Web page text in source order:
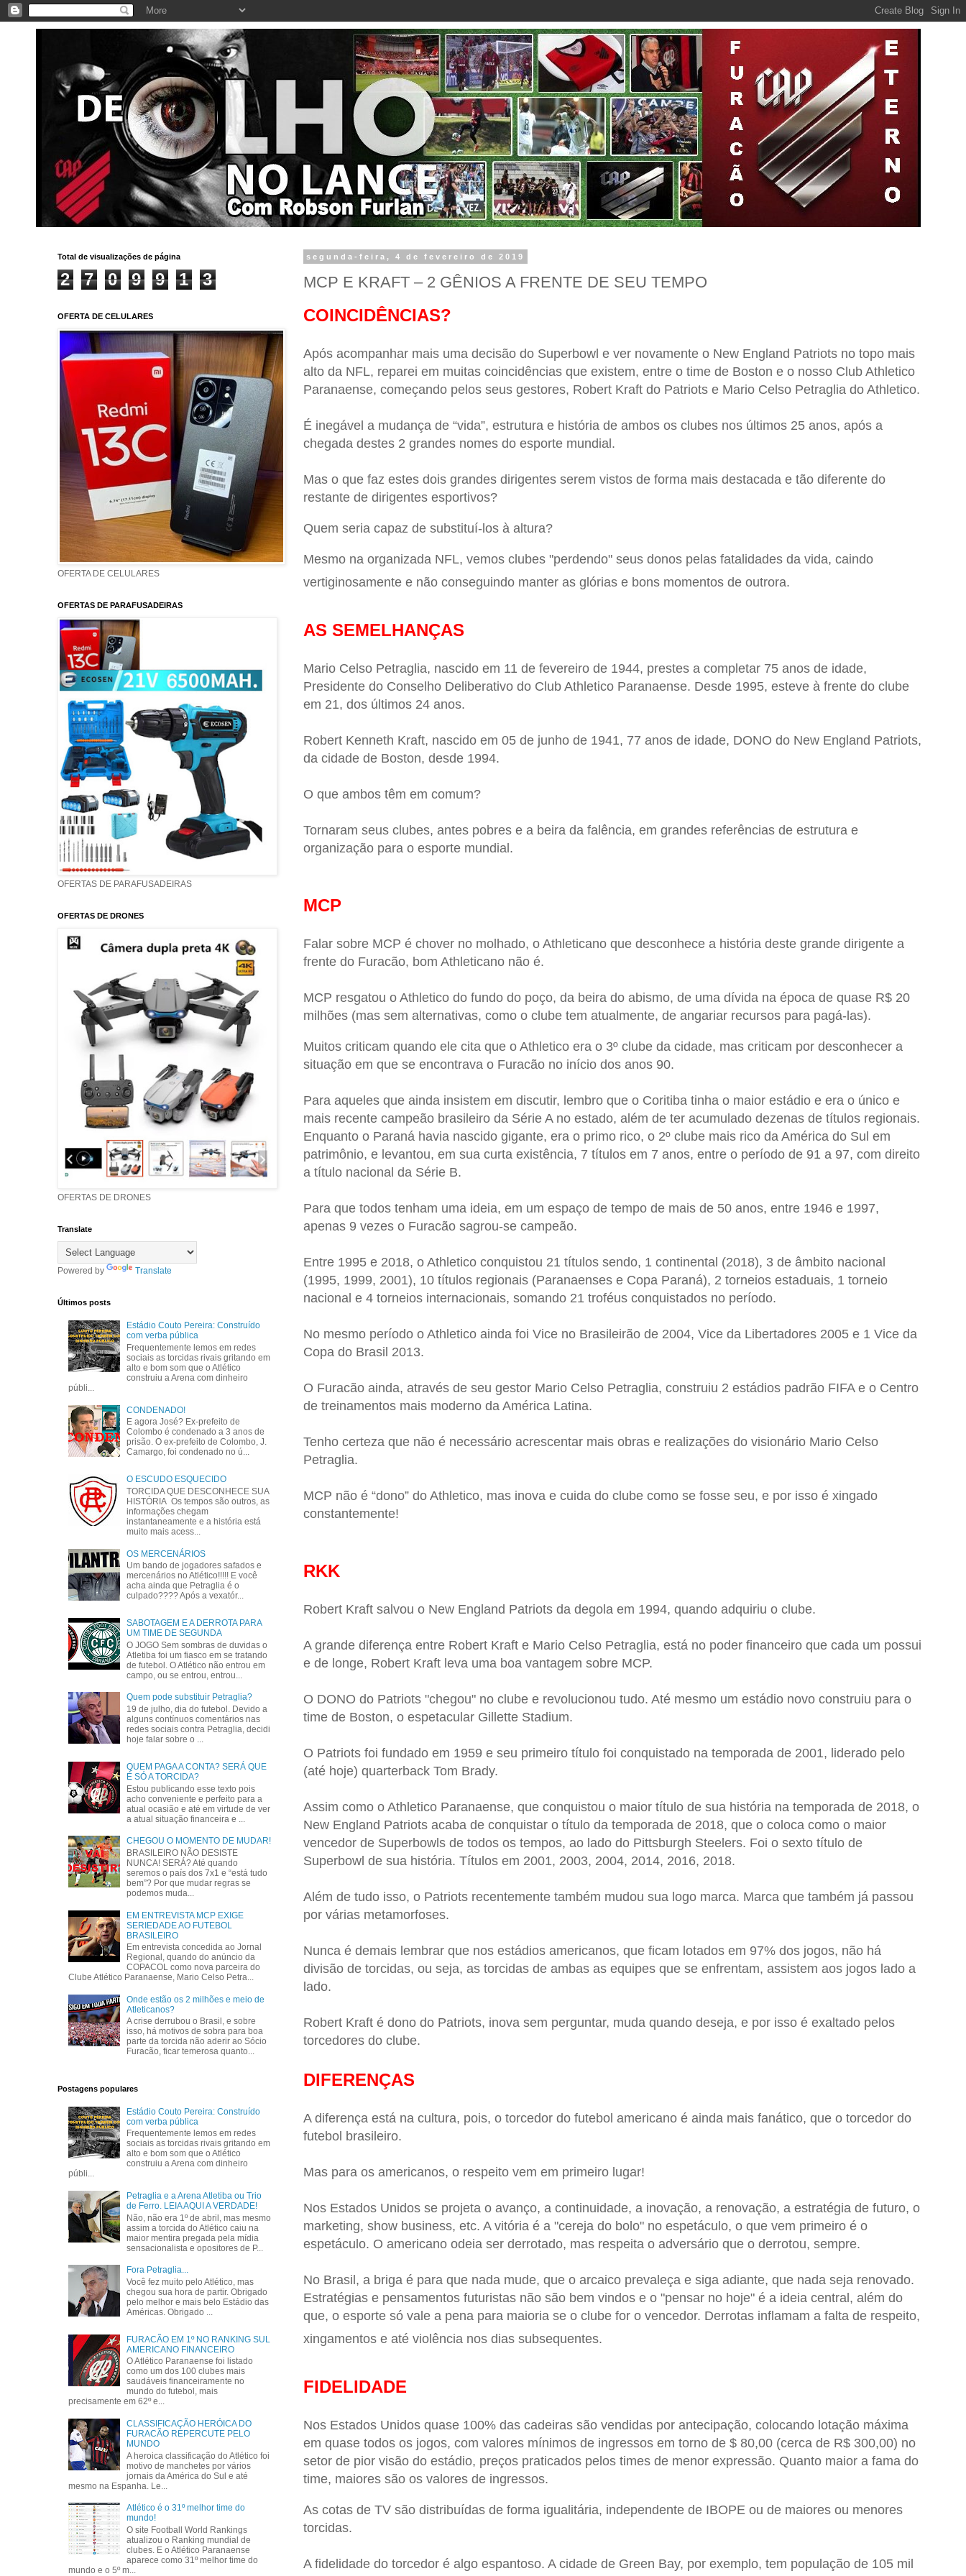
segunda-feira, 4 de fevereiro de 2019
MCP E KRAFT – 2 GÊNIOS A FRENTE DE SEU TEMPO
COINCIDÊNCIAS?
Após acompanhar mais uma decisão do Superbowl e ver novamente o New England Patriots no topo mais
alto da NFL, reparei em muitas coincidências que existem, entre o time de Boston e o nosso Club Athletico
Paranaense, começando pelos seus gestores, Robert Kraft do Patriots e Mario Celso Petraglia do Athletico.
É inegável a mudança de “vida”, estrutura e história de ambos os clubes nos últimos 25 anos, após a
chegada destes 2 grandes nomes do esporte mundial.
Mas o que faz estes dois grandes dirigentes serem vistos de forma mais destacada e tão diferente do
restante de dirigentes esportivos?
Quem seria capaz de substituí-los à altura?
Mesmo na organizada NFL, vemos clubes "perdendo" seus donos pelas fatalidades da vida, caindo
vertiginosamente e não conseguindo manter as glórias e bons momentos de outrora.
AS SEMELHANÇAS
Mario Celso Petraglia, nascido em 11 de fevereiro de 1944, prestes a completar 75 anos de idade,
Presidente do Conselho Deliberativo do Club Athletico Paranaense. Desde 1995, esteve à frente do clube
em 21, dos últimos 24 anos.
Robert Kenneth Kraft, nascido em 05 de junho de 1941, 77 anos de idade, DONO do New England Patriots,
da cidade de Boston, desde 1994.
O que ambos têm em comum?
Tornaram seus clubes, antes pobres e a beira da falência, em grandes referências de estrutura e
organização para o esporte mundial.
MCP
Falar sobre MCP é chover no molhado, o Athleticano que desconhece a história deste grande dirigente a
frente do Furacão, bom Athleticano não é.
MCP resgatou o Athletico do fundo do poço, da beira do abismo, de uma dívida na época de quase R$ 20
milhões (mas sem alternativas, como o clube tem atualmente, de angariar recursos para pagá-las).
Muitos criticam quando ele cita que o Athletico era o 3º clube da cidade, mas criticam por desconhecer a
situação em que se encontrava o Furacão no início dos anos 90.
Para aqueles que ainda insistem em discutir, lembro que o Coritiba tinha o maior estádio e era o único e
mais recente campeão brasileiro da Série A no estado, além de ter acumulado dezenas de títulos regionais.
Enquanto o Paraná havia nascido gigante, era o primo rico, o 2º clube mais rico da América do Sul em
patrimônio, e levantou, em sua curta existência, 7 títulos em 7 anos, entre o período de 91 a 97, com direito
a título nacional da Série B.
Para que todos tenham uma ideia, em um espaço de tempo de mais de 50 anos, entre 1946 e 1997,
apenas 9 vezes o Furacão sagrou-se campeão.
Entre 1995 e 2018, o Athletico conquistou 21 títulos sendo, 1 continental (2018), 3 de âmbito nacional
(1995, 1999, 2001), 10 títulos regionais (Paranaenses e Copa Paraná), 2 torneios estaduais, 1 torneio
nacional e 4 torneios internacionais, somando 21 troféus conquistados no período.
No mesmo período o Athletico ainda foi Vice no Brasileirão de 2004, Vice da Libertadores 2005 e 1 Vice da
Copa do Brasil 2013.
O Furacão ainda, através de seu gestor Mario Celso Petraglia, construiu 2 estádios padrão FIFA e o Centro
de treinamentos mais moderno da América Latina.
Tenho certeza que não é necessário acrescentar mais obras e realizações do visionário Mario Celso
Petraglia.
MCP não é “dono” do Athletico, mas inova e cuida do clube como se fosse seu, e por isso é xingado
constantemente!
RKK
Robert Kraft salvou o New England Patriots da degola em 1994, quando adquiriu o clube.
A grande diferença entre Robert Kraft e Mario Celso Petraglia, está no poder financeiro que cada um possui
e de longe, Robert Kraft leva uma boa vantagem sobre MCP.
O DONO do Patriots "chegou" no clube e revolucionou tudo. Até mesmo um estádio novo construiu para o
time de Boston, o espetacular Gillette Stadium.
O Patriots foi fundado em 1959 e seu primeiro título foi conquistado na temporada de 2001, liderado pelo
(até hoje) quarterback Tom Brady.
Assim como o Athletico Paranaense, que conquistou o maior título de sua história na temporada de 2018, o
New England Patriots acaba de conquistar o título da temporada de 2018, que o coloca como o maior
vencedor de Superbowls de todos os tempos, ao lado do Pittsburgh Steelers. Foi o sexto título de
Superbowl de sua história. Títulos em 2001, 2003, 2004, 2014, 2016, 2018.
Além de tudo isso, o Patriots recentemente também mudou sua logo marca. Marca que também já passou
por várias metamorfoses.
Nunca é demais lembrar que nos estádios americanos, que ficam lotados em 97% dos jogos, não há
divisão de torcidas, ou seja, as torcidas de ambas as equipes que se enfrentam, assistem aos jogos lado a
lado.
Robert Kraft é dono do Patriots, inova sem perguntar, muda quando deseja, e por isso é exaltado pelos
torcedores do clube.
DIFERENÇAS
A diferença está na cultura, pois, o torcedor do futebol americano é ainda mais fanático, que o torcedor do
futebol brasileiro.
Mas para os americanos, o respeito vem em primeiro lugar!
Nos Estados Unidos se projeta o avanço, a continuidade, a inovação, a renovação, a estratégia de futuro, o
marketing, show business, etc. A vitória é a "cereja do bolo" no espetáculo, o que vem primeiro é o
espetáculo. O americano odeia ser derrotado, mas respeita o adversário que o derrotou, sempre.
No Brasil, a briga é para que nada mude, que o arcaico prevaleça e siga adiante, que nada seja renovado.
Estratégias e pensamentos futuristas não são bem vindos e o "pensar no hoje" é a ideia central, além do
que, o esporte só vale a pena para maioria se o clube for o vencedor. Derrotas inflamam a falta de respeito,
xingamentos e até violência nos dias subsequentes.
FIDELIDADE
Nos Estados Unidos quase 100% das cadeiras são vendidas por antecipação, colocando lotação máxima
em quase todos os jogos, com valores mínimos de ingressos em torno de $ 80,00 (cerca de R$ 300,00) no
setor de pior visão do estádio, preços praticados pelos times de menor expressão. Quanto maior a fama do
time, maiores são os valores de ingressos.
As cotas de TV são distribuídas de forma igualitária, independente de IBOPE ou de maiores ou menores
torcidas.
A fidelidade do torcedor é algo espantoso. A cidade de Green Bay, por exemplo, tem população de 105 mil
Total de visualizações de página
2 7 0 9 9 1 3
OFERTA DE CELULARES
OFERTA DE CELULARES
OFERTAS DE PARAFUSADEIRAS
OFERTAS DE PARAFUSADEIRAS
OFERTAS DE DRONES
OFERTAS DE DRONES
Translate
Powered by Translate
Últimos posts
Estádio Couto Pereira: Construído
com verba pública
Frequentemente lemos em redes
sociais as torcidas rivais gritando em
alto e bom som que o Atlético
construiu a Arena com dinheiro
públi...
CONDENADO!
E agora José? Ex-prefeito de
Colombo é condenado a 3 anos de
prisão. O ex-prefeito de Colombo, J.
Camargo, foi condenado no ú...
O ESCUDO ESQUECIDO
TORCIDA QUE DESCONHECE SUA
HISTÓRIA Os tempos são outros, as
informações chegam
instantaneamente e a história está
muito mais acess...
OS MERCENÁRIOS
Um bando de jogadores safados e
mercenários no Atlético!!!!! E você
acha ainda que Petraglia é o
culpado???? Após a vexatór...
SABOTAGEM E A DERROTA PARA
UM TIME DE SEGUNDA
O JOGO Sem sombras de duvidas o
Atletiba foi um fiasco em se tratando
de futebol. O Atlético não entrou em
campo, ou se entrou, entrou...
Quem pode substituir Petraglia?
19 de julho, dia do futebol. Devido a
alguns contínuos comentários nas
redes sociais contra Petraglia, decidi
hoje falar sobre o ...
QUEM PAGA A CONTA? SERÁ QUE
É SÓ A TORCIDA?
Estou publicando esse texto pois
acho conveniente e perfeito para a
atual ocasião e até em virtude de ver
a atual situação financeira e ...
CHEGOU O MOMENTO DE MUDAR!
BRASILEIRO NÃO DESISTE
NUNCA! SERÁ? Até quando
seremos o país dos 7x1 e “está tudo
bem”? Por que mudar regras se
podemos muda...
EM ENTREVISTA MCP EXIGE
SERIEDADE AO FUTEBOL
BRASILEIRO
Em entrevista concedida ao Jornal
Regional, quando do anúncio da
COPACOL como nova parceira do
Clube Atlético Paranaense, Mario Celso Petra...
Onde estão os 2 milhões e meio de
Atleticanos?
A crise derrubou o Brasil, e sobre
isso, há motivos de sobra para boa
parte da torcida não aderir ao Sócio
Furacão, ficar temerosa quanto...
Postagens populares
Estádio Couto Pereira: Construído
com verba pública
Frequentemente lemos em redes
sociais as torcidas rivais gritando em
alto e bom som que o Atlético
construiu a Arena com dinheiro
públi...
Petraglia e a Arena Atletiba ou Trio
de Ferro. LEIA AQUI A VERDADE!
Não, não era 1º de abril, mas mesmo
assim a torcida do Atlético caiu na
maior mentira pregada pela mídia
sensacionalista e opositores de P...
Fora Petraglia...
Você fez muito pelo Atlético, mas
chegou sua hora de partir. Obrigado
pelo melhor e mais belo Estádio das
Américas. Obrigado ...
FURACÃO EM 1º NO RANKING SUL
AMERICANO FINANCEIRO
O Atlético Paranaense foi listado
como um dos 100 clubes mais
saudáveis financeiramente no
mundo do futebol, mais
precisamente em 62º e...
CLASSIFICAÇÃO HERÓICA DO
FURACÃO REPERCUTE PELO
MUNDO
A heroica classificação do Atlético foi
motivo de manchetes por vários
jornais da América do Sul e até
mesmo na Espanha. Le...
Atlético é o 31º melhor time do
mundo!
O site Football World Rankings
atualizou o Ranking mundial de
clubes. E o Atlético Paranaense
aparece como 31º melhor time do
mundo e o 5º m...